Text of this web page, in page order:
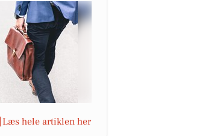
Læs hele artiklen her